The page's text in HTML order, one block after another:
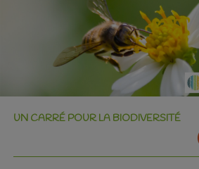
UN CARRÉ POUR LA BIODIVERSITÉ